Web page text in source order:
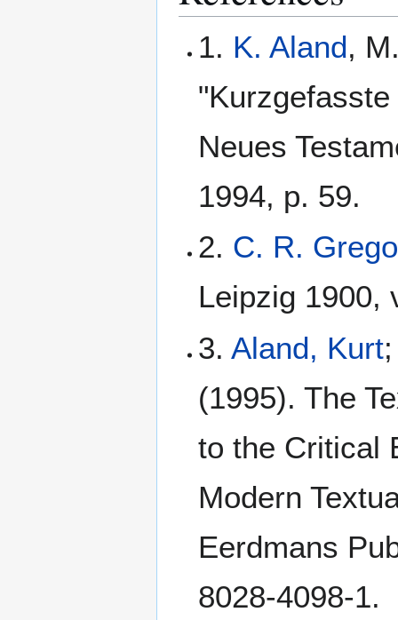
1. K. Aland,
Neues
1994, p. 59.
2. C. R.
Leipzig 1900,
3. Aland, Kurt
(1995). The
to the Critical
Modern
Eerdmans
8028-4098-1.